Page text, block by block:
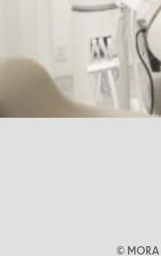
© MORA